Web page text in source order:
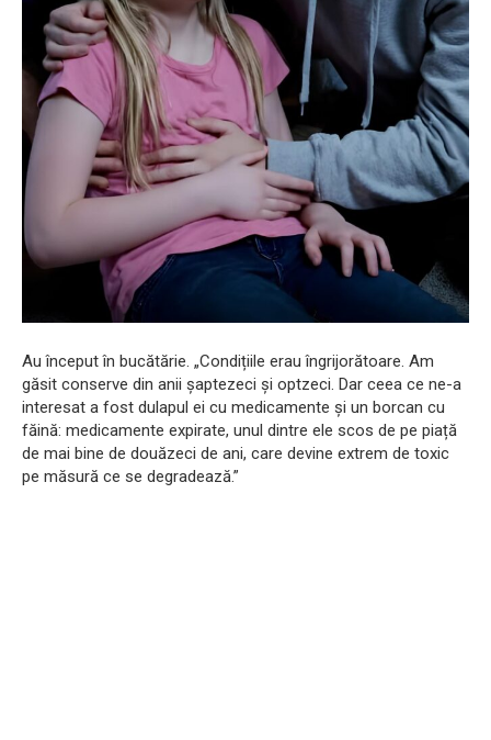
Au început în bucătărie. „Condițiile erau îngrijorătoare. Am
găsit conserve din anii șaptezeci și optzeci. Dar ceea ce ne-a
interesat a fost dulapul ei cu medicamente și un borcan cu
făină: medicamente expirate, unul dintre ele scos de pe piață
de mai bine de douăzeci de ani, care devine extrem de toxic
pe măsură ce se degradează.”